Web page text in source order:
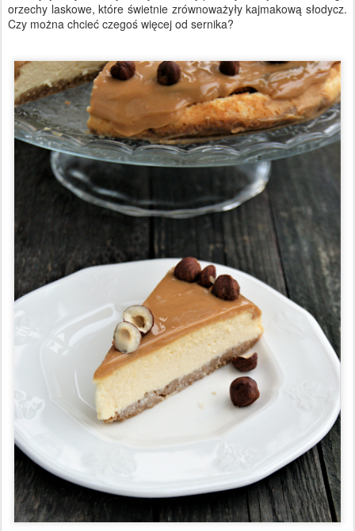
orzechy laskowe, które świetnie zrównoważyły kajmakową słodycz.
Czy można chcieć czegoś więcej od sernika?